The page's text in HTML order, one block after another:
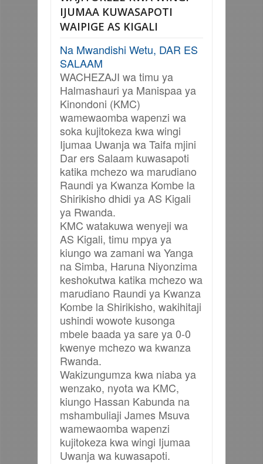
IJUMAA KUWASAPOTI
WAIPIGE AS KIGALI
Na Mwandishi Wetu, DAR ES
SALAAM
WACHEZAJI wa timu ya
Halmashauri ya Manispaa ya
Kinondoni (KMC)
wamewaomba wapenzi wa
soka kujitokeza kwa wingi
Ijumaa Uwanja wa Taifa mjini
Dar ers Salaam kuwasapoti
katika mchezo wa marudiano
Raundi ya Kwanza Kombe la
Shirikisho dhidi ya AS Kigali
ya Rwanda.
KMC watakuwa wenyeji wa
AS Kigali, timu mpya ya
kiungo wa zamani wa Yanga
na Simba, Haruna Niyonzima
keshokutwa katika mchezo wa
marudiano Raundi ya Kwanza
Kombe la Shirikisho, wakihitaji
ushindi wowote kusonga
mbele baada ya sare ya 0-0
kwenye mchezo wa kwanza
Rwanda.
Wakizungumza kwa niaba ya
wenzako, nyota wa KMC,
kiungo Hassan Kabunda na
mshambuliaji James Msuva
wamewaomba wapenzi
kujitokeza kwa wingi Ijumaa
Uwanja wa kuwasapoti.